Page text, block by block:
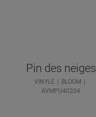
Pin des neiges
VINYLE
BLOOM
AVMPU40204